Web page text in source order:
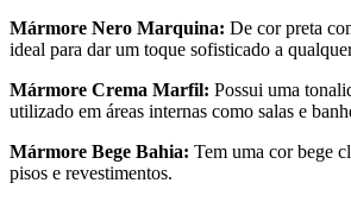
Mármore Nero Marquina: De cor preta
ideal para dar um toque sofisticado a
Mármore Crema Marfil: Possui uma
utilizado em áreas internas como salas e
Mármore Bege Bahia: Tem uma cor bege
pisos e revestimentos.